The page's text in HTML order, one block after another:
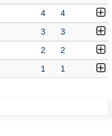
4 4
3 3
2 2
1 1